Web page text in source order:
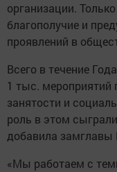
организации.
благополучие и
проявлений в
Всего в течение
1 тыс. мероприятий
занятости и
роль в этом
добавила
«Мы работаем с